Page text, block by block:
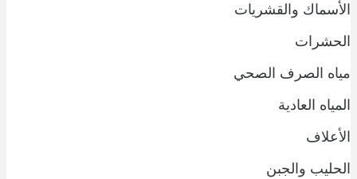
الأسماك والقشريات
الحشرات
مياه الصرف الصحي
المياه العادية
الأعلاف
الحليب والجبن